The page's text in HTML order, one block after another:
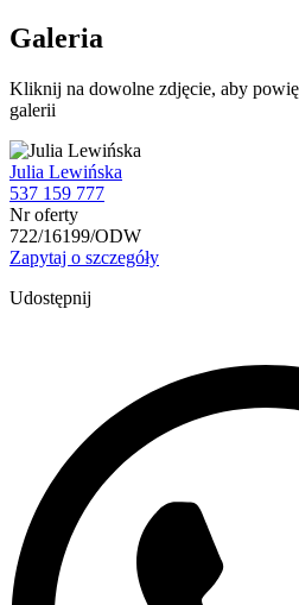
Galeria
Kliknij na dowolne zdjęcie, aby
galerii
Julia Lewińska
537 159 777
Nr oferty
722/16199/ODW
Zapytaj o szczegóły
Udostępnij